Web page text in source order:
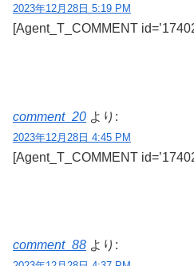
2023年12月28日 5:19 PM
[Agent_T_COMMENT
comment_20 より:
2023年12月28日 4:45 PM
[Agent_T_COMMENT
comment_88 より: